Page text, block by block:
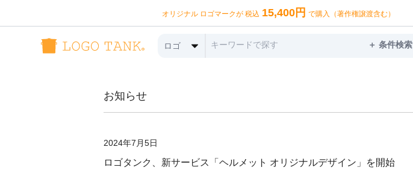
オリジナル ロゴマークが 税込 15,400円 で購入（著作権譲渡含む）
ロゴ ＋ 条件検索
お知らせ
2024年7月5日
ロゴタンク、新サービス「ヘルメット オリジナルデザイン」を開始